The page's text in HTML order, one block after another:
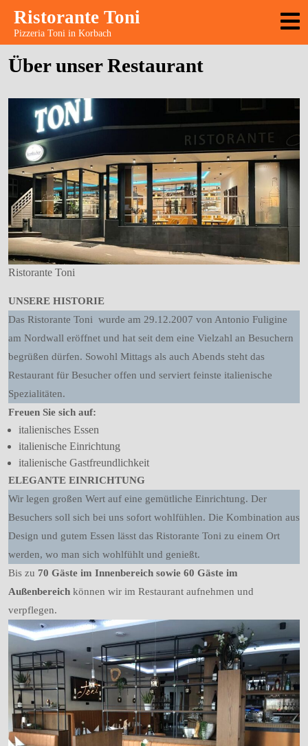
content
Ristorante Toni
Pizzeria Toni in Korbach
Über unser Restaurant
Ristorante Toni
UNSERE HISTORIE
Das Ristorante Toni wurde am 29.12.2007 von Antonio Fuligine
am Nordwall eröffnet und hat seit dem eine Vielzahl an Besuchern
begrüßen dürfen. Sowohl Mittags als auch Abends steht das
Restaurant für Besucher offen und serviert feinste italienische
Spezialitäten.
Freuen Sie sich auf:
italienisches Essen
italienische Einrichtung
italienische Gastfreundlichkeit
ELEGANTE EINRICHTUNG
Wir legen großen Wert auf eine gemütliche Einrichtung. Der
Besuchers soll sich bei uns sofort wohlfühlen. Die Kombination aus
Design und gutem Essen lässt das Ristorante Toni zu einem Ort
werden, wo man sich wohlfühlt und genießt.
Bis zu 70 Gäste im Innenbereich sowie 60 Gäste im
Außenbereich können wir im Restaurant aufnehmen und
verpflegen.